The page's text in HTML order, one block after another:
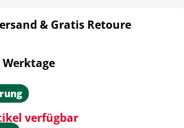
& Gratis Retoure
Werktage
verfügbar